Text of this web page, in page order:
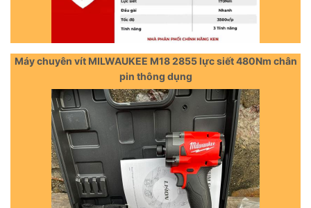
Máy chuyên vít MILWAUKEE M18 2855 lực siết 480Nm chân
pin thông dụng